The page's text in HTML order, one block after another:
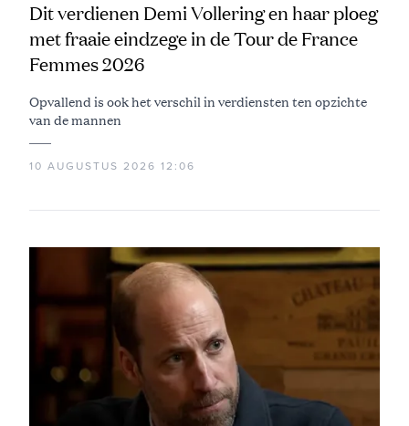
Dit verdienen Demi Vollering en haar ploeg
met fraaie eindzege in de Tour de France
Femmes 2026
Opvallend is ook het verschil in verdiensten ten opzichte
van de mannen
10 AUGUSTUS 2026 12:06